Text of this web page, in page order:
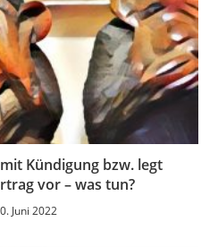
Kündigung bzw. legt
vor – was tun?
Juni 2022